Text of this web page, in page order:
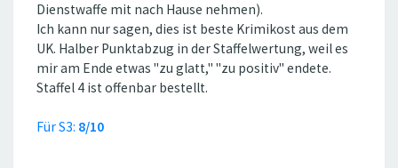
Dienstwaffe mit nach Hause nehmen).
Ich kann nur sagen, dies ist beste Krimikost aus dem
UK. Halber Punktabzug in der Staffelwertung, weil es
mir am Ende etwas ''zu glatt,'' ''zu positiv'' endete.
Staffel 4 ist offenbar bestellt.
Für S3: 8/10